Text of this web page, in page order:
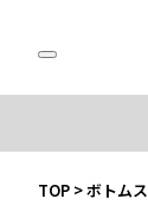
TOP >ボトムス